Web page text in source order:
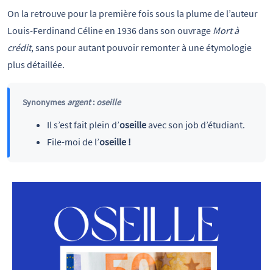
On la retrouve pour la première fois sous la plume de l’auteur
Louis-Ferdinand Céline en 1936 dans son ouvrage Mort à
crédit, sans pour autant pouvoir remonter à une étymologie
plus détaillée.
Synonymes argent: oseille
Il s’est fait plein d’oseilleavec son job d’étudiant.
File-moi de l’oseille !